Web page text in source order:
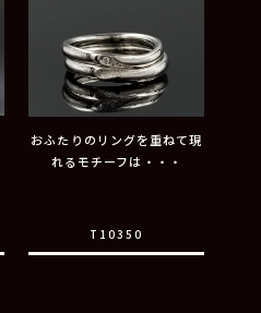
おふたりのリングを重ねて現
れるモチーフは・・・
T10350